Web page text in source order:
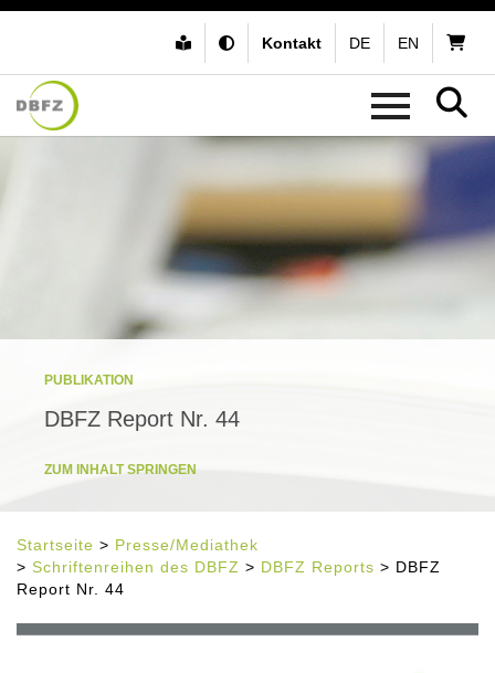
Kontakt DE EN
PUBLIKATION
DBFZ Report Nr. 44
ZUM INHALT SPRINGEN
Startseite > Presse/Mediathek
> Schriftenreihen des DBFZ > DBFZ Reports > DBFZ
Report Nr. 44